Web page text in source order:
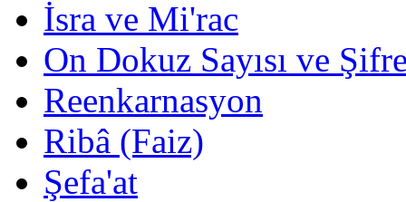
İsra ve Mi'rac
On Dokuz Sayısı ve
Reenkarnasyon
Ribâ (Faiz)
Şefa'at